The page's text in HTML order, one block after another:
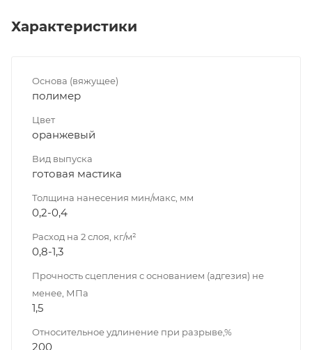
Характеристики
Основа (вяжущее)
полимер
Цвет
оранжевый
Вид выпуска
готовая мастика
Толщина нанесения мин/макс, мм
0,2-0,4
Расход на 2 слоя, кг/м²
0,8-1,3
Прочность сцепления с основанием (адгезия) не
менее, МПа
1,5
Относительное удлинение при разрыве,%
200